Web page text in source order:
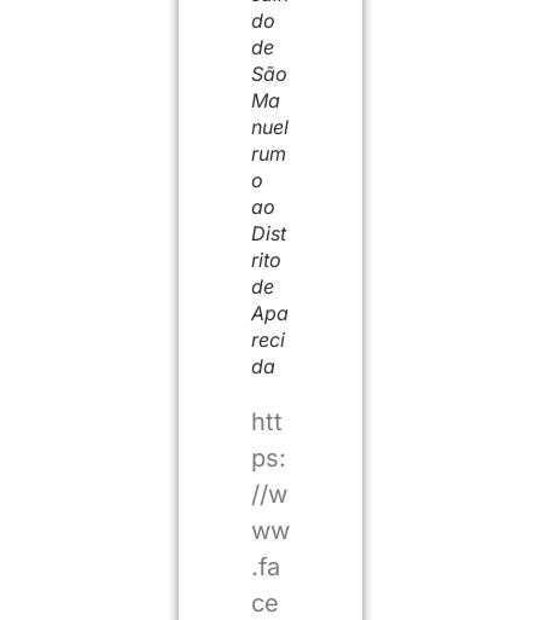
do
de
São
Ma
nuel
rum
o
ao
Dist
rito
de
Apa
reci
da
htt
ps:
//w
ww
.fa
ce